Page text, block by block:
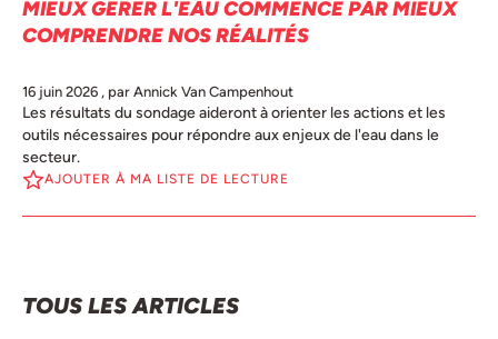
MIEUX GÉRER L'EAU COMMENCE PAR MIEUX
COMPRENDRE NOS RÉALITÉS
16 juin 2026 , par Annick Van Campenhout
Les résultats du sondage aideront à orienter les actions et les
outils nécessaires pour répondre aux enjeux de l'eau dans le
secteur.
AJOUTER À MA LISTE DE LECTURE
TOUS LES ARTICLES